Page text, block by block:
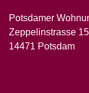
Potsdamer
Zeppelinstrasse
14471 Potsdam